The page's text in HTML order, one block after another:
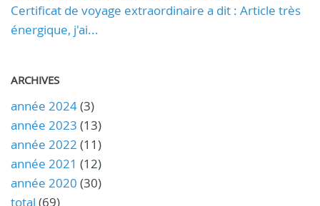
Certificat de voyage extraordinaire a dit : Article très
énergique, j'ai...
ARCHIVES
année 2024(3)
année 2023 (13)
année 2022 (11)
année 2021 (12)
année 2020 (30)
total (69)